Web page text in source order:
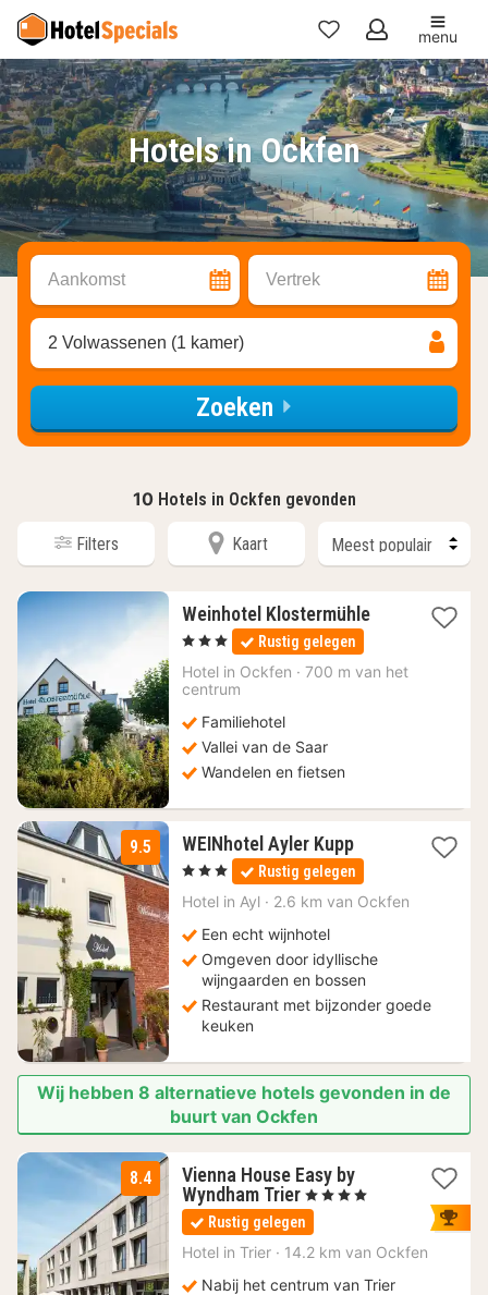
Mijn
favorieten
menu
Hotels in Ockfen
Aankomst Vertrek
2 Volwassenen (1 kamer)
Zoeken
10 Hotels in Ockfen gevonden
Filters Kaart
Weinhotel Klostermühle1
166,75
, 3 Sterren Rustig gelegen
Hotel in Ockfen · 700 m van het
centrum
Familiehotel
Vallei van de Saar
Wandelen en fietsen
9.5 WEINhotel Ayler Kupp1
nacht
vanaf
127
, 3 Sterren Rustig gelegen
Hotel in Ayl · 2.6 km van Ockfen
Een echt wijnhotel
Omgeven door idyllische
wijngaarden en bossen
Restaurant met bijzonder goede
keuken
Wij hebben 8 alternatieve hotels gevonden in de
buurt van Ockfen
8.4
Vienna House Easy by
Wyndham Trier 1
nacht
vanaf
108,20
, 4 Sterren
Rustig gelegen
Hotel in Trier · 14.2 km van Ockfen
Nabij het centrum van Trier